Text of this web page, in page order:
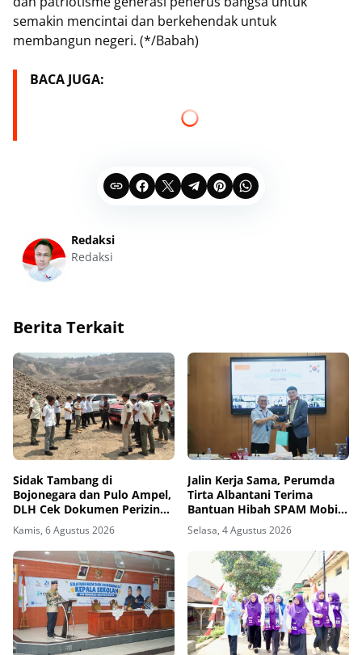
semakin mencintai dan berkehendak untuk
membangun negeri. (*/Babah)
BACA JUGA:
Redaksi
Redaksi
Berita Terkait
Sidak Tambang di
Bojonegara dan Pulo Ampel,
DLH Cek Dokumen Perizinan
Perusahaan
Kamis, 6 Agustus 2026
Jalin Kerja Sama, Perumda
Tirta Albantani Terima
Bantuan Hibah SPAM Mobile
dari Korea Selatan
Selasa, 4 Agustus 2026